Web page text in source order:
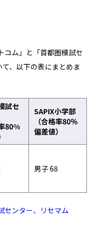
コム」と「首都圏模試セ
、以下の表にまとめま
試セ
80%
SAPIX小学部
（合格率80％
偏差値）
男子 68
センター、 リセマム